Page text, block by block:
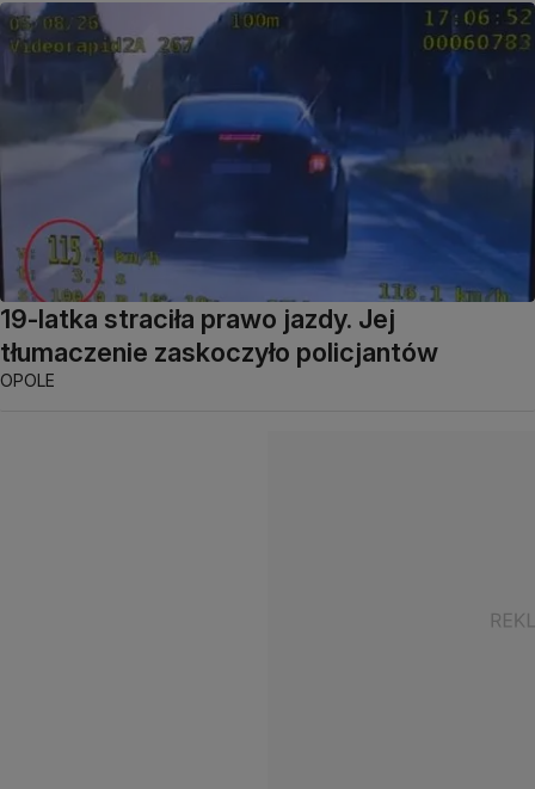
19-latka straciła prawo jazdy. Jej
tłumaczenie zaskoczyło policjantów
OPOLE